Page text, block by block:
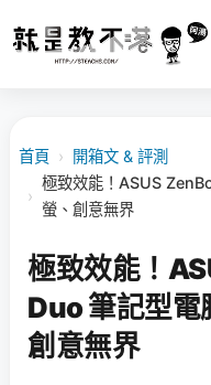
首頁 › 開箱文 & 評測
›
極致效能！ASUS
螢、創意無界
極致效能！
Duo 筆記型電
創意無界